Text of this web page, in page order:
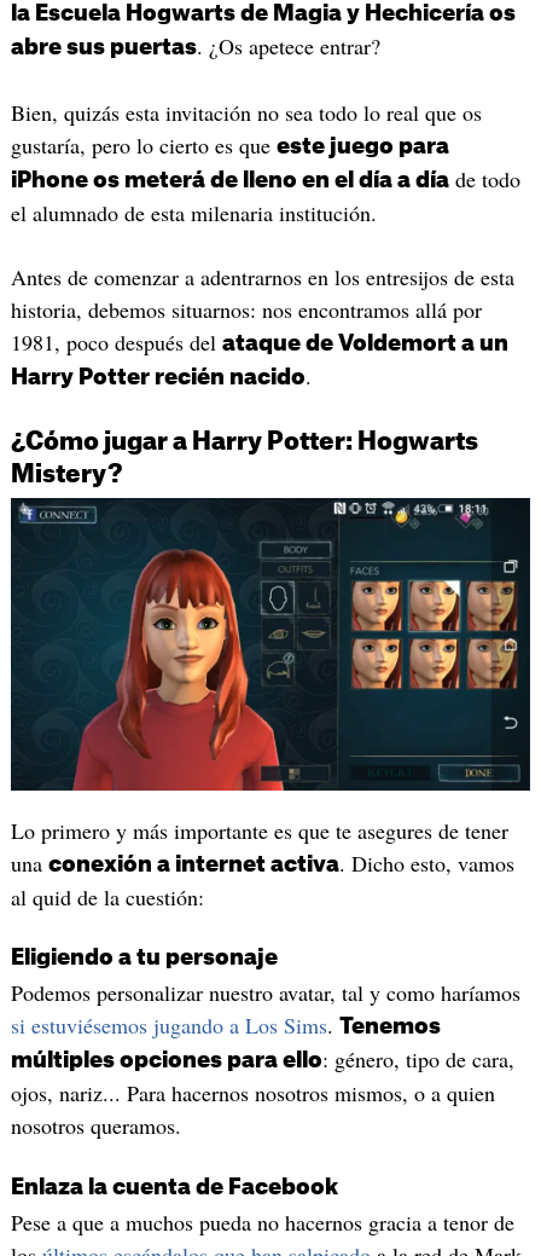
la Escuela Hogwarts de Magia y Hechicería os
abre sus puertas. ¿Os apetece entrar?
Bien, quizás esta invitación no sea todo lo real que os
gustaría, pero lo cierto es que este juego para
iPhone os meterá de lleno en el día a díade todo
el alumnado de esta milenaria institución.
Antes de comenzar a adentrarnos en los entresijos de esta
historia, debemos situarnos: nos encontramos allá por
1981, poco después del ataque de Voldemort a un
Harry Potter recién nacido.
¿Cómo jugar a Harry Potter: Hogwarts
Mistery?
Lo primero y más importante es que te asegures de tener
una conexión a internet activa. Dicho esto, vamos
al quid de la cuestión:
Eligiendo a tu personaje
Podemos personalizar nuestro avatar, tal y como haríamos
si estuviésemos jugando a Los Sims. Tenemos
múltiples opciones para ello: género, tipo de cara,
ojos, nariz... Para hacernos nosotros mismos, o a quien
nosotros queramos.
Enlaza la cuenta de Facebook
Pese a que a muchos pueda no hacernos gracia a tenor de